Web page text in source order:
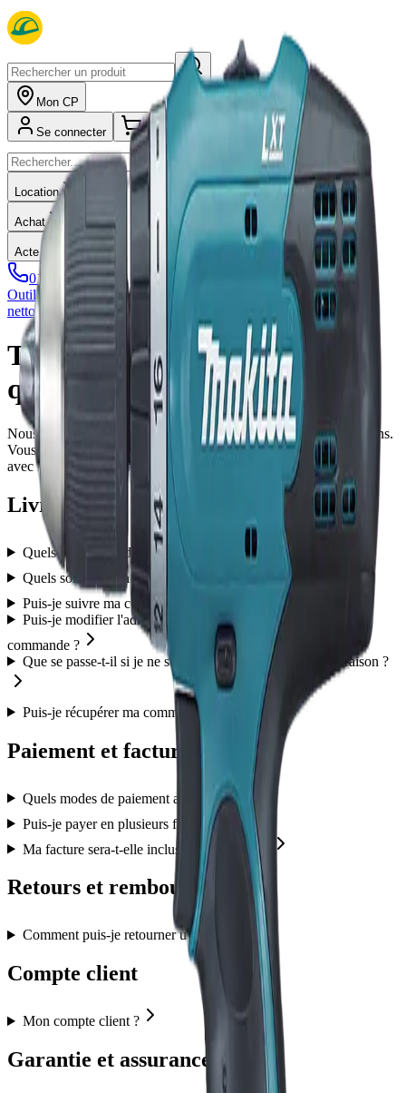
Mon CP
Se connecter
Location
Achat
Acte administratif
01 89 29 34 89
Outillage
Énergie et air Plomberie, soudure et couvertureSablage,
nettoyage, jardinage
Sol, mur, béton Terrassement, compactage
Toolouer répond à toutes vos
questions !
Nous sommes là pour vous aider et répondre à toutes vos questions.
Vous pouvez échanger directement sur la plateforme via un chat
avec le vendeur après l'achat d'un produit.
Livraison
Quels sont les modes de livraison disponibles ?
Quels sont les délais de livraison ?
Puis-je suivre ma commande en ligne ?
Puis-je modifier l'adresse de livraison après avoir passé ma
commande ?
Que se passe-t-il si je ne suis pas disponible lors de la livraison ?
Puis-je récupérer ma commande en magasin ?
Paiement et facturation
Quels modes de paiement acceptez-vous ?
Puis-je payer en plusieurs fois ?
Ma facture sera-t-elle incluse dans le colis ?
Retours et remboursements
Comment puis-je retourner un article ?
Compte client
Mon compte client ?
Garantie et assurance